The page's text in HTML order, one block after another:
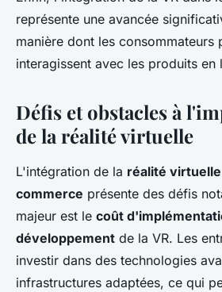
représente une avancée
manière dont les consommateurs
interagissent avec les produits en
Défis et obstacles à
de la réalité virtuelle
L'intégration de la réalité virtuelle
commerce présente des défis
majeur est le coût
développement de la VR. Les
investir dans des technologies
infrastructures adaptées, ce qui